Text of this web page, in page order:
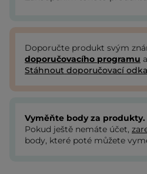
Doporučte produkt svým
doporučovacího programu
Stáhnout doporučovací
Vyměňte body za produkty.
Pokud ještě nemáte účet,
body, které poté můžete